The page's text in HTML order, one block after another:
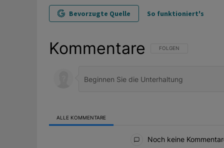
Bevorzugte Quelle So funktioniert's
Kommentare FOLGE DIESER
FOLGEN
ALLE KOMMENTARE
Noch keine